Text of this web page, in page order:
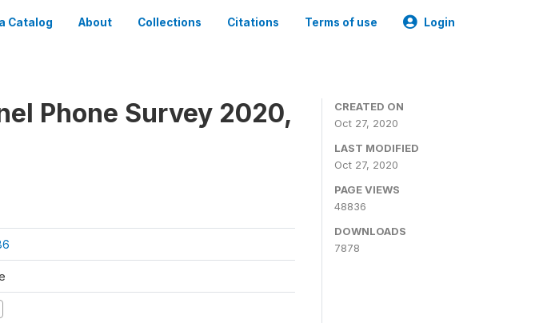
Catalog About Collections Citations Terms of use Login
Phone Survey 2020,
CREATED ON
Oct 27, 2020
LAST MODIFIED
Oct 27, 2020
PAGE VIEWS
48836
DOWNLOADS
7878